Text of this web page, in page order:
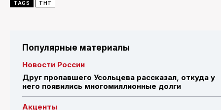
TAGS ТНТ
Популярные материалы
Новости России
Друг пропавшего Усольцева рассказал, откуда у
него появились многомиллионные долги
Акценты